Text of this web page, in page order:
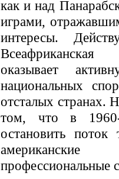
как и над
играми,
интересы.
Всеафриканская
оказывает
национальных
отсталых странах.
том, что в 1960-
остановить поток
американские
профессиональные